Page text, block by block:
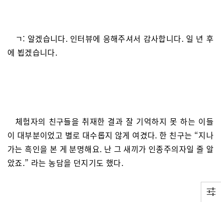
ㄱ: 알겠습니다. 인터뷰에 응해주셔서 감사합니다. 일 년 후
에 뵙겠습니다.
체험자의 친구들을 취재한 결과 잘 기억하지 못 하는 이들
이 대부분이었고 별로 대수롭지 않게 여겼다. 한 친구는 “지나
가는 흑인을 본 게 분명해요. 난 그 새끼가 인종주의자일 줄 알
았죠.” 라는 농담을 던지기도 했다.